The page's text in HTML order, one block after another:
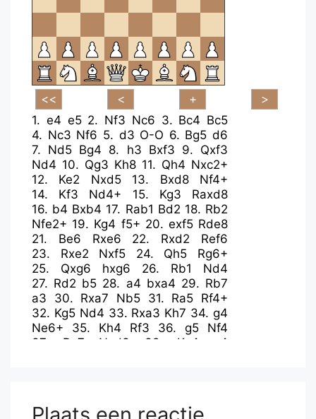
1. e4 e5 2. Nf3 Nc6 3. Bc4 Bc5
4. Nc3 Nf6 5. d3 O-O 6. Bg5 d6
7. Nd5 Bg4 8. h3 Bxf3 9. Qxf3
Nd4 10. Qg3 Kh8 11. Qh4 Nxc2+
12. Ke2 Nxd5 13. Bxd8
Nf4+
14. Kf3 Nd4+ 15. Kg3
Raxd8
16. b4 Bxb4 17. Rab1 Bd2 18. Rb2
Nfe2+ 19. Kg4 f5+ 20. exf5 Rde8
21. Be6 Rxe6 22. Rxd2
Ref6
23. Rxe2 Nxf5 24. Qh5
Rg6+
25. Qxg6 hxg6 26. Rb1
Nd4
27. Rd2 b5 28. a4 bxa4 29. Rb7
a3
30. Rxa7 Nb5 31. Ra5 Rf4+
32. Kg5 Nd4 33. Rxa3 Kh7 34.g4
Ne6+
35. Kh4 Rf3 36. g5
Nf4
37. Ra7 Nxd3 38. Kg4
e4